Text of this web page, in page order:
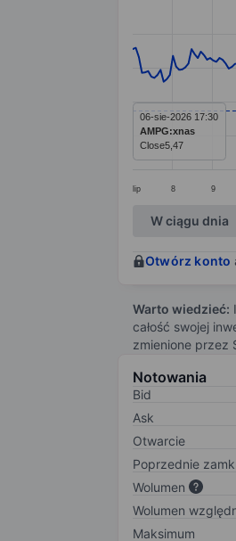
Line chart
The chart has
The chart has
lip 8 9
06-sie-2026 17:30
AMPG:xnas
Close5,47
End of
W ciągu dnia
Otwórz konto
Warto wiedzieć:
całość swojej
zmienione przez
Notowania
Bid
Ask
Otwarcie
Poprzednie
Wolumen
Wolumen
Maksimum